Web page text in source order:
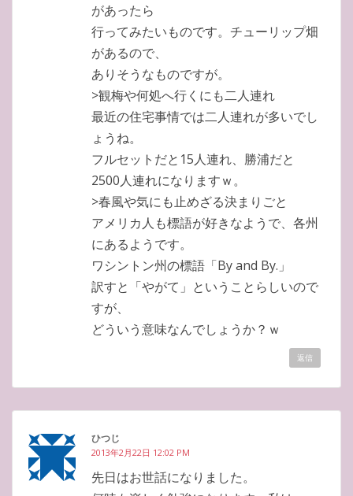
があったら
行ってみたいものです。チューリップ畑
があるので、
ありそうなものですが。
>観梅や何処へ行くにも二人連れ
最近の住宅事情では二人連れが多いでし
ょうね。
フルセットだと15人連れ、勝浦だと
2500人連れになりますｗ。
>春風や気にも止めざる決まりごと
アメリカ人も標語が好きなようで、各州
にあるようです。
ワシントン州の標語「By and By.」
訳すと「やがて」ということらしいので
すが、
どういう意味なんでしょうか？ｗ
返信
ひつじ
2013年2月22日 12:02 PM
先日はお世話になりました。